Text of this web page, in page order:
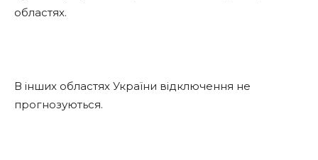
областях.
В інших областях України відключення не
прогнозуються.